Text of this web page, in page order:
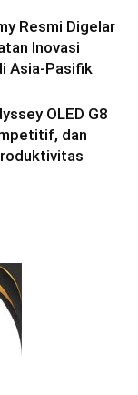
Resmi Digelar
Inovasi
Asia-Pasifik
OLED G8
dan